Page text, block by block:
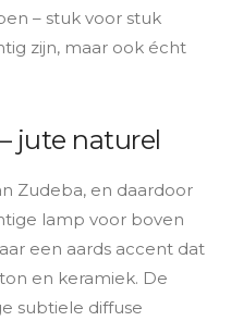
– stuk voor stuk
zijn, maar ook écht
– jute naturel
Zudeba, en daardoor
lamp voor boven
een aards accent dat
en keramiek. De
subtiele diffuse